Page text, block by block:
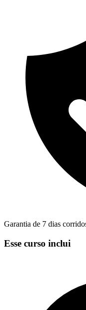
Garantia de 7 dias
Esse curso inclui